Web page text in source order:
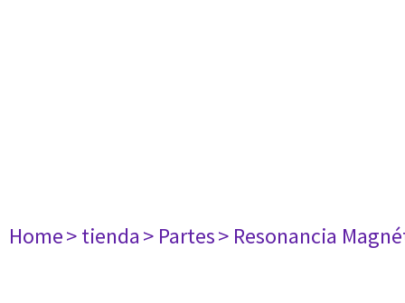
Home> tienda> Partes> Resonancia